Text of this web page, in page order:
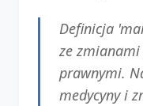
Definicja
ze
prawnymi.
medycyny i